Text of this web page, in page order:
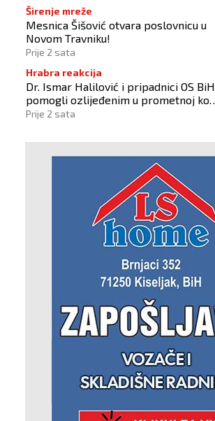
Širenje mreže
Mesnica Šišović otvara poslovnicu u
Novom Travniku!
Prije 2 sata
Hrabra reakcija
Dr. Ismar Halilović i pripadnici OS BiH
pomogli ozlijeđenim u prometnoj kod
Busovače!
Prije 2 sata